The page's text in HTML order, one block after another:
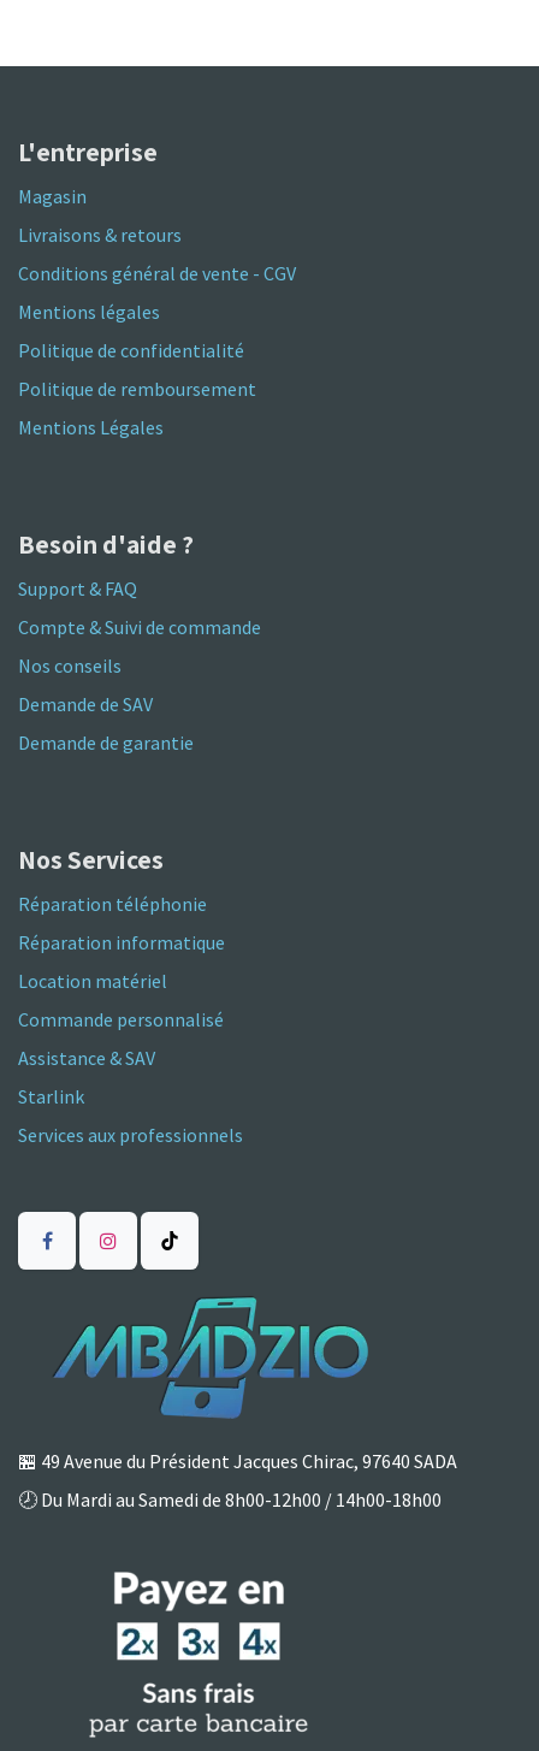
L'entreprise
Magasin
Livraisons & retours
Conditions général de vente - CGV
Mentions légales
Politique de confidentialité
Politique de remboursement
Mentions Légales
Besoin d'aide ?
Support & FAQ
Compte & Suivi de commande
Nos conseils
Demande de SAV
Demande de garantie
Nos Services
Réparation téléphonie
Réparation informatique
Location matériel
Commande personnalisé
Assistance & SAV
Starlink
Services aux professionnels
🏪 49 Avenue du Président Jacques Chirac, 97640 SADA
🕗 Du Mardi au Samedi de 8h00-12h00 / 14h00-18h00